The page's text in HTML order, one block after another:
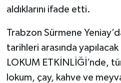
aldıklarını ifade etti.
Trabzon Sürmene
tarihleri arasında
LOKUM ETKİNLİĞİ’nde,
lokum, çay, kahve ve